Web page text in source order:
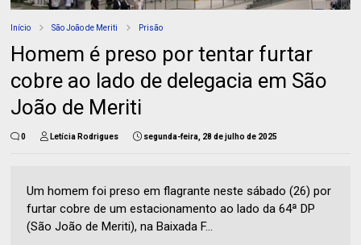
Início São João de Meriti Prisão
Homem é preso por tentar furtar
cobre ao lado de delegacia em São
João de Meriti
0 Letícia Rodrigues segunda-feira, 28 de julho de 2025
Um homem foi preso em flagrante neste sábado (26) por
furtar cobre de um estacionamento ao lado da 64ª DP
(São João de Meriti), na Baixada F...